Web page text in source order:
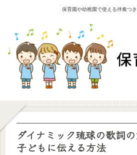
保育園や幼稚園で使える伴奏つ
ダイナミック琉球の歌詞
子どもに伝える方法